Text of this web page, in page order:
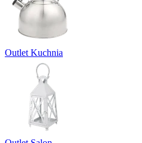
Outlet Kuchnia